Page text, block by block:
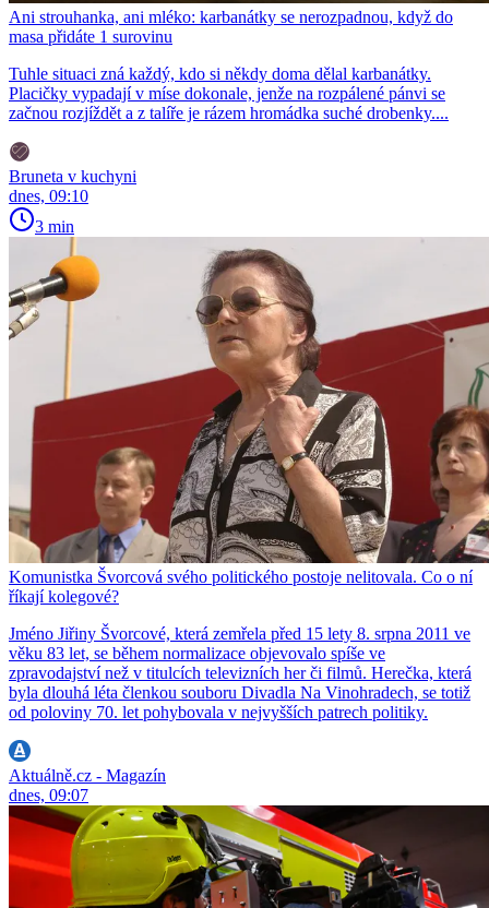
Ani strouhanka, ani mléko: karbanátky se nerozpadnou, když do
masa přidáte 1 surovinu
Tuhle situaci zná každý, kdo si někdy doma dělal karbanátky.
Placičky vypadají v míse dokonale, jenže na rozpálené pánvi se
začnou rozjíždět a z talíře je rázem hromádka suché drobenky....
Bruneta v kuchyni
dnes, 09:10
3 min
Komunistka Švorcová svého politického postoje nelitovala. Co o ní
říkají kolegové?
Jméno Jiřiny Švorcové, která zemřela před 15 lety 8. srpna 2011 ve
věku 83 let, se během normalizace objevovalo spíše ve
zpravodajství než v titulcích televizních her či filmů. Herečka, která
byla dlouhá léta členkou souboru Divadla Na Vinohradech, se totiž
od poloviny 70. let pohybovala v nejvyšších patrech politiky.
Aktuálně.cz - Magazín
dnes, 09:07